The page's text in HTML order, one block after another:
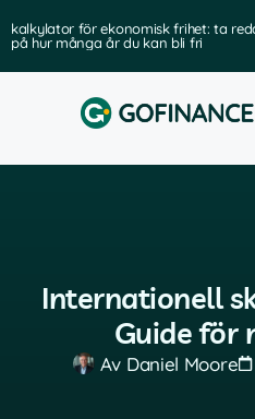
kalkylator för ekonomisk frihet: ta
på hur många år du kan bli fri
Internationell
Guide för
Av Daniel Moore